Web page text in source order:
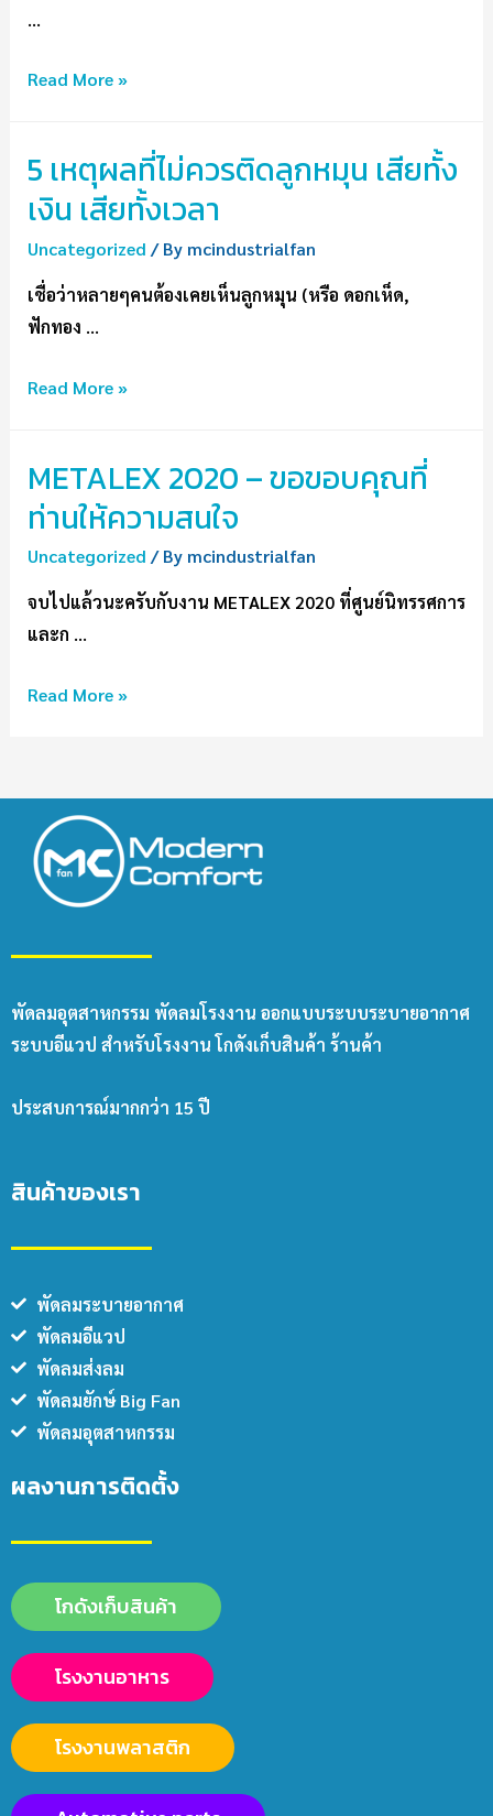
…
Read More »
5 เหตุผลที่ไม่ควรติดลูกหมุน เสียทั้ง
เงิน เสียทั้งเวลา
Uncategorized / By mcindustrialfan
เชื่อว่าหลายๆคนต้องเคยเห็นลูกหมุน (หรือ ดอกเห็ด,
ฟักทอง …
Read More »
METALEX 2020 – ขอขอบคุณที่
ท่านให้ความสนใจ
Uncategorized / By mcindustrialfan
จบไปแล้วนะครับกับงาน METALEX 2020 ที่ศูนย์นิทรรศการ
และก …
Read More »
พัดลมอุตสาหกรรม พัดลมโรงงาน ออกแบบระบบระบายอากาศ
ระบบอีแวป สำหรับโรงงาน โกดังเก็บสินค้า ร้านค้า
ประสบการณ์มากกว่า 15 ปี
สินค้าของเรา
พัดลมระบายอากาศ
พัดลมอีแวป
พัดลมส่งลม
พัดลมยักษ์ Big Fan
พัดลมอุตสาหกรรม
ผลงานการติดตั้ง
โกดังเก็บสินค้า
โรงงานอาหาร
โรงงานพลาสติก